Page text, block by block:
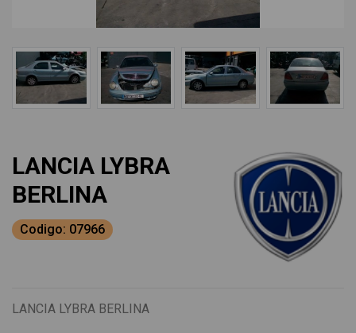
LANCIA LYBRA
BERLINA
Codigo: 07966
LANCIA LYBRA BERLINA